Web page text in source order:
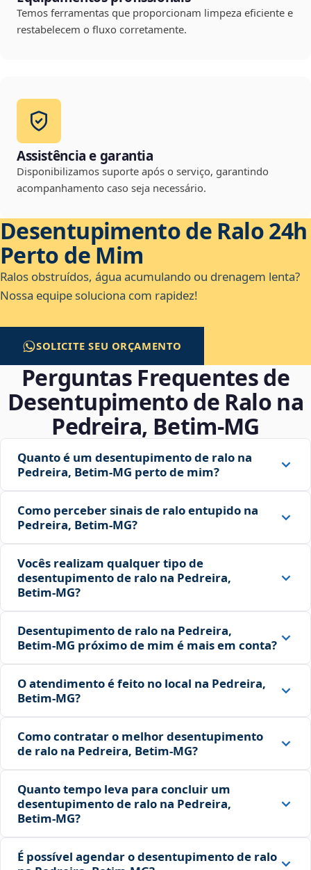
Temos ferramentas que proporcionam limpeza eficiente e
restabelecem o fluxo corretamente.
Assistência e garantia
Disponibilizamos suporte após o serviço, garantindo
acompanhamento caso seja necessário.
Desentupimento de Ralo 24h
Perto de Mim
Ralos obstruídos, água acumulando ou drenagem lenta?
Nossa equipe soluciona com rapidez!
SOLICITE SEU ORÇAMENTO
Perguntas Frequentes de
Desentupimento de Ralo na
Pedreira, Betim‑MG
Quanto é um desentupimento de ralo na
Pedreira, Betim‑MG perto de mim?
Como perceber sinais de ralo entupido na
Pedreira, Betim‑MG?
Vocês realizam qualquer tipo de
desentupimento de ralo na Pedreira,
Betim‑MG?
Desentupimento de ralo na Pedreira,
Betim‑MG próximo de mim é mais em conta?
O atendimento é feito no local na Pedreira,
Betim‑MG?
Como contratar o melhor desentupimento
de ralo na Pedreira, Betim‑MG?
Quanto tempo leva para concluir um
desentupimento de ralo na Pedreira,
Betim‑MG?
É possível agendar o desentupimento de ralo